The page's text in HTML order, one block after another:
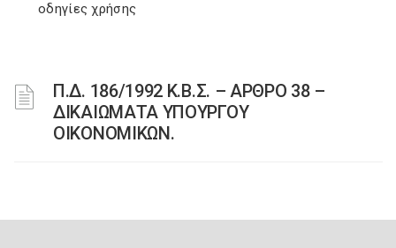
οδηγίες χρήσης
Π.Δ. 186/1992 Κ.Β.Σ. – ΑΡΘΡΟ 38 –
ΔΙΚΑΙΩΜΑΤΑ ΥΠΟΥΡΓΟΥ
ΟΙΚΟΝΟΜΙΚΩΝ.